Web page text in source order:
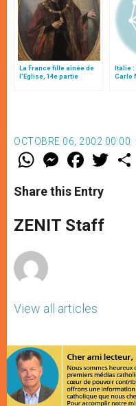
La France fille aînée de
l’Eglise, 14e partie
Italie :
Carlo
OCTOBRE 06, 2002 00:00
W
t
s
p
p
M
e
s
e
g
e
F
a
e
b
o
k
w
Share this Entry
ZENIT Staff
View all articles